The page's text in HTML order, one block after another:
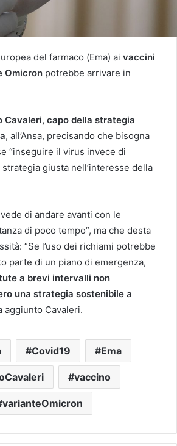
del farmaco (Ema) ai vaccini
Omicron potrebbe arrivare in
Cavaleri, capo della strategia
, all’Ansa, precisando che bisogna
“inseguire il virus invece di
strategia giusta nell’interesse della
di andare avanti con le
di poco tempo”, ma che desta
“Se l’uso dei richiami potrebbe
parte di un piano di emergenza,
a brevi intervalli non
una strategia sostenibile a
aggiunto Cavaleri.
Covid19 Ema
vaccino
varianteOmicron